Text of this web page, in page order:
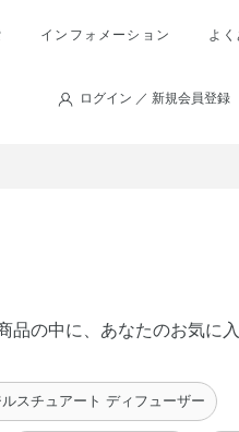
インフォメーション よ
ログイン ／ 新規会員登録
品の中に、あなたのお気に
ルスチュアート ディフューザー